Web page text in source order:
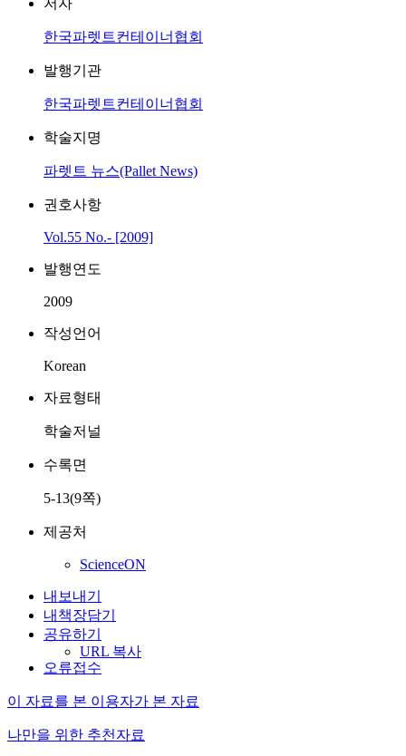
저자
한국파렛트컨테이너협회
발행기관
한국파렛트컨테이너협회
학술지명
파렛트 뉴스(Pallet News)
권호사항
Vol.55 No.- [2009]
발행연도
2009
작성언어
Korean
자료형태
학술저널
수록면
5-13(9쪽)
제공처
ScienceON
내보내기
내책장담기
공유하기
URL 복사
오류접수
이 자료를 본 이용자가 본 자료
나만을 위한 추천자료